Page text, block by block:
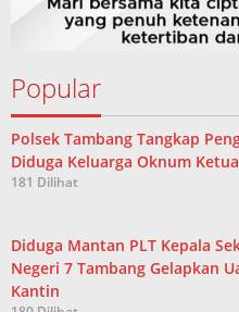
Popular
Polsek Tambang Tangkap
Diduga Keluarga Oknum
181 Dilihat
Diduga Mantan PLT Kepala
Negeri 7 Tambang Gelapkan
Kantin